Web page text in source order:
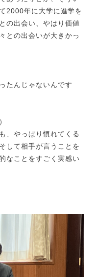
2000年に大学に進学を
の出会い、やはり価値
との出会いが大きかっ
たんじゃないんです
、やっぱり慣れてくる
して相手が言うことを
なことをすごく実感い